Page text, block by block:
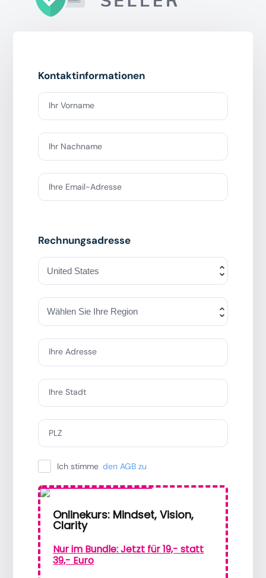
Kontaktinformationen
Ihr Vorname
Ihr Nachname
Ihre Email-Adresse
Rechnungsadresse
Ihre Adresse
Ihre Stadt
PLZ
Ich stimme den AGB zu
Onlinekurs: Mindset, Vision,
Clarity
Nur im Bundle: Jetzt für 19,- statt
39,- Euro